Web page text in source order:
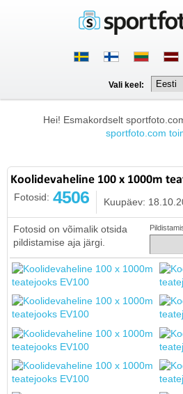
Vali keel:
Hei! Esmakordselt
sportfoto.com
Koolidevaheline 100 x 1000m
Fotosid: 4506 Kuupäev:
Fotosid on võimalik otsida
pildistamise aja järgi.